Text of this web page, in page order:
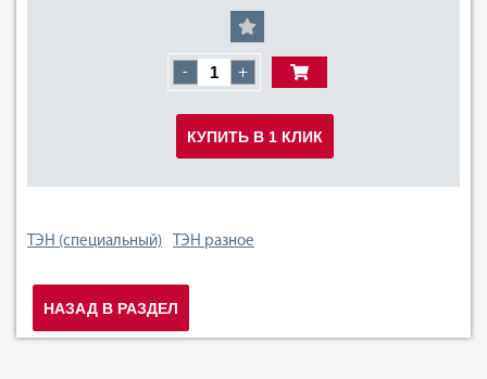
- +
КУПИТЬ В 1 КЛИК
ТЭН (специальный) ТЭН разное
НАЗАД В РАЗДЕЛ